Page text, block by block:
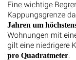
Eine wichtige
Kappungsgrenze
Jahren um
Wohnungen mit
gilt eine niedrigere
pro Quadratmeter.